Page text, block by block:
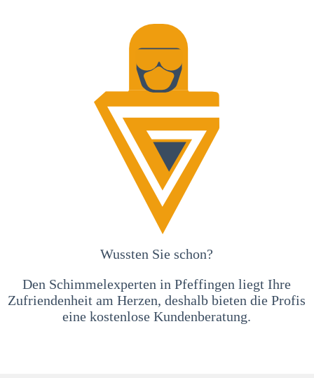
Wussten Sie schon?
Den Schimmelexperten in Pfeffingen liegt Ihre
Zufriendenheit am Herzen, deshalb bieten die Profis
eine kostenlose Kundenberatung.